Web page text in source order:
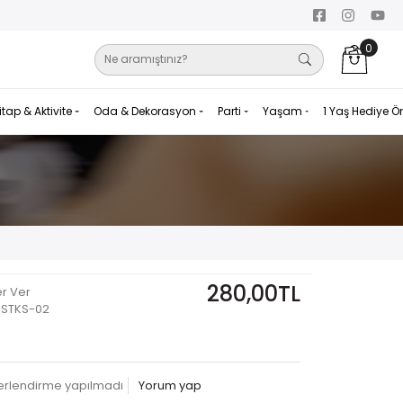
0
& Aktivite Oda & Dekorasyon Parti Yaşam 1 Yaş Hediye
Ver
02
280,00TL
yapılmadı Yorum yap